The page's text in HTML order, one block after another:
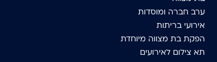
ערב חברה ומוסדות
אירועי בריתות
הפקת בת מצווה מיוחדת
תא צילום לאירועים